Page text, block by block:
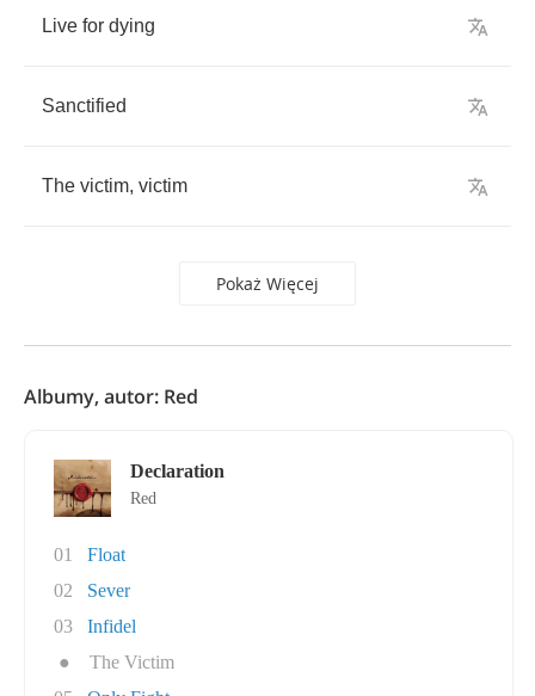
Live for dying
Sanctified
The victim, victim
Pokaż Więcej
Albumy, autor: Red
Declaration
Red
01
Float
02
Sever
03
Infidel
●
The Victim